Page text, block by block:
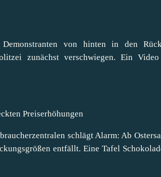
von hinten in den
zunächst verschwiegen. Ein
Preiserhöhungen
schlägt Alarm: Ab
entfällt. Eine Tafel